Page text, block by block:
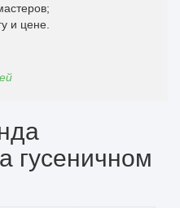
и цене.
гусеничном